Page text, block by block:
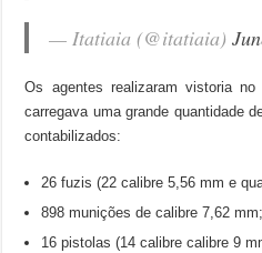
— Itatiaia (@itatiaia)
Os agentes realizaram vistoria
carregava uma grande quantidade
contabilizados:
26 fuzis (22 calibre 5,56 mm e
898 munições de calibre 7,62 mm;
16 pistolas (14 calibre calibre 9